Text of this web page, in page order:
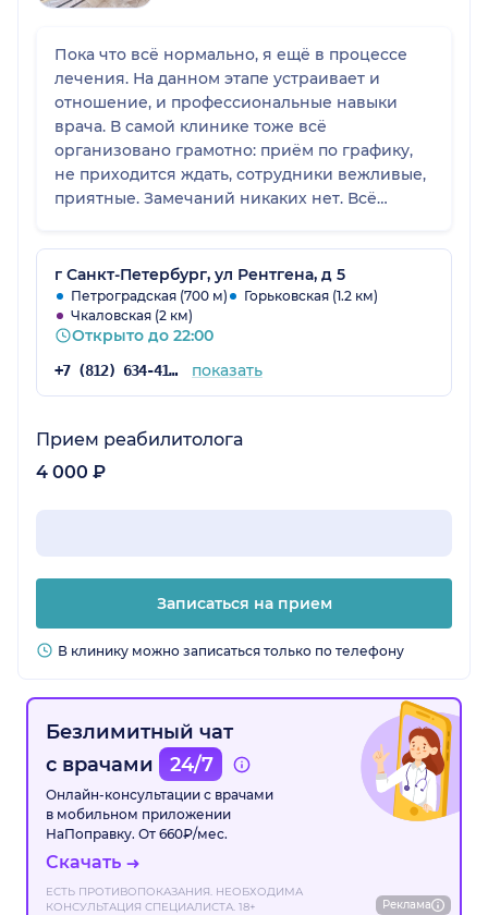
Пока что всё нормально, я ещё в процессе
лечения. На данном этапе устраивает и
отношение, и профессиональные навыки
врача. В самой клинике тоже всё
организовано грамотно: приём по графику,
не приходится ждать, сотрудники вежливые,
приятные. Замечаний никаких нет. Всё
г Санкт-Петербург, ул Рентгена, д 5
Петроградская (700 м)
Горьковская (1.2 км)
Чкаловская (2 км)
Открыто до 22:00
+7 (812) 634-41-27 показать
Прием реабилитолога
4 000 ₽
Записаться на прием
В клинику можно записаться только по телефону
Безлимитный чат
с врачами
24/7
Онлайн-консультации с врачами
в мобильном приложении
НаПоправку. От 660₽/мес.
Скачать
ЕСТЬ ПРОТИВОПОКАЗАНИЯ. НЕОБХОДИМА
КОНСУЛЬТАЦИЯ СПЕЦИАЛИСТА. 18+
Реклама